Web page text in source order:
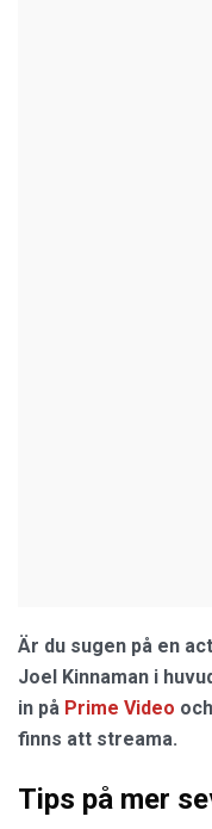
Är du sugen på en
Joel Kinnaman i
in på Prime Video
finns att streama.
Tips på mer